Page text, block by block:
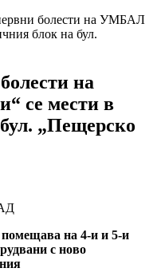
болести на УМБАЛ
блок на бул.
на
се мести в
„Пещерско
на 4-и и 5-и
с ново